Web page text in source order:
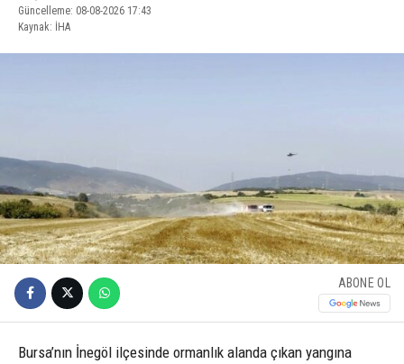
Güncelleme: 08-08-2026 17:43
Kaynak: İHA
ABONE OL
Bursa’nın İnegöl ilçesinde ormanlık alanda çıkan yangına